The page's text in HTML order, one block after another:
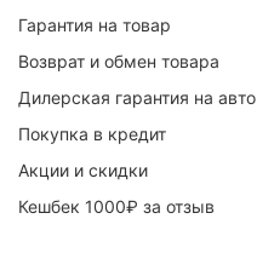
Гарантия на товар
Возврат и обмен товара
Дилерская гарантия на авто
Покупка в кредит
Акции и скидки
Кешбек 1000₽ за отзыв